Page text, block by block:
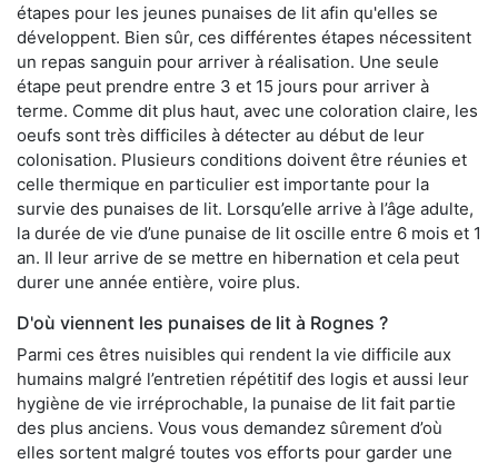
étapes pour les jeunes punaises de lit afin qu'elles se
développent. Bien sûr, ces différentes étapes nécessitent
un repas sanguin pour arriver à réalisation. Une seule
étape peut prendre entre 3 et 15 jours pour arriver à
terme. Comme dit plus haut, avec une coloration claire, les
oeufs sont très difficiles à détecter au début de leur
colonisation. Plusieurs conditions doivent être réunies et
celle thermique en particulier est importante pour la
survie des punaises de lit. Lorsqu’elle arrive à l’âge adulte,
la durée de vie d’une punaise de lit oscille entre 6 mois et 1
an. Il leur arrive de se mettre en hibernation et cela peut
durer une année entière, voire plus.
D'où viennent les punaises de lit à Rognes ?
Parmi ces êtres nuisibles qui rendent la vie difficile aux
humains malgré l’entretien répétitif des logis et aussi leur
hygiène de vie irréprochable, la punaise de lit fait partie
des plus anciens. Vous vous demandez sûrement d’où
elles sortent malgré toutes vos efforts pour garder une